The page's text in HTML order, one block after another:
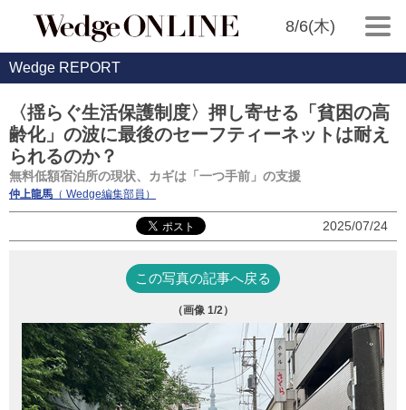
8/6(木)
Wedge REPORT
〈揺らぐ生活保護制度〉押し寄せる「貧困の高
齢化」の波に最後のセーフティーネットは耐え
られるのか？
無料低額宿泊所の現状、カギは「一つ手前」の支援
仲上龍馬 （ Wedge編集部員）
2025/07/24
この写真の記事へ戻る
（画像 1/2）